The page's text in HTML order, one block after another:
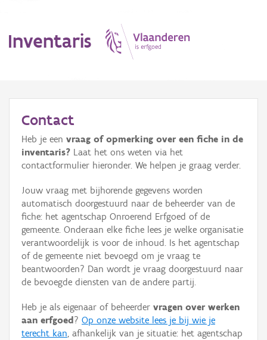
Inventaris
Erfgoedobject
Aanduidingsobject
Waarneming
Thema
Gebeurtenis
Persoon of collectief
Hergebruik
Contact
Heb je een vraag of opmerking over een fiche in de
inventaris? Laat het ons weten via het
contactformulier hieronder. We helpen je graag verder.
Jouw vraag met bijhorende gegevens worden
automatisch doorgestuurd naar de beheerder van de
fiche: het agentschap Onroerend Erfgoed of de
gemeente. Onderaan elke fiche lees je welke organisatie
verantwoordelijk is voor de inhoud. Is het agentschap
of de gemeente niet bevoegd om je vraag te
beantwoorden? Dan wordt je vraag doorgestuurd naar
de bevoegde diensten van de andere partij.
Heb je als eigenaar of beheerder vragen over werken
aan erfgoed ? Op onze website lees je bij wie je
terecht kan, afhankelijk van je situatie: het agentschap